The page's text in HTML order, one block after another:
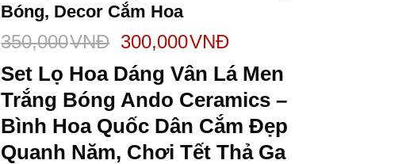
Bóng, Decor Cắm Hoa
350,000VNĐ 300,000VNĐ
Set Lọ Hoa Dáng Vân Lá Men
Trắng Bóng Ando Ceramics –
Bình Hoa Quốc Dân Cắm Đẹp
Quanh Năm, Chơi Tết Thả Ga